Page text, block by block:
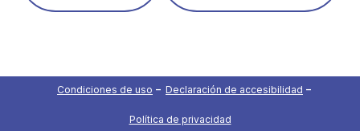
Condiciones de uso Declaración de accesibilidad
Política de privacidad